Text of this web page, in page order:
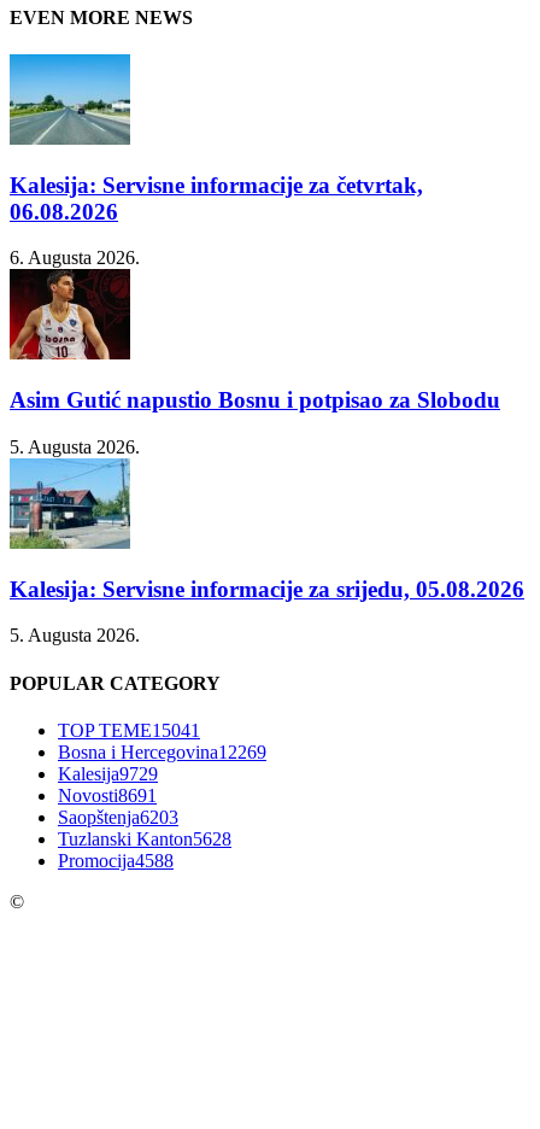
EVEN MORE NEWS
Kalesija: Servisne informacije za četvrtak,
06.08.2026
6. Augusta 2026.
Asim Gutić napustio Bosnu i potpisao za Slobodu
5. Augusta 2026.
Kalesija: Servisne informacije za srijedu, 05.08.2026
5. Augusta 2026.
POPULAR CATEGORY
TOP TEME15041
Bosna i Hercegovina12269
Kalesija9729
Novosti8691
Saopštenja6203
Tuzlanski Kanton5628
Promocija4588
©